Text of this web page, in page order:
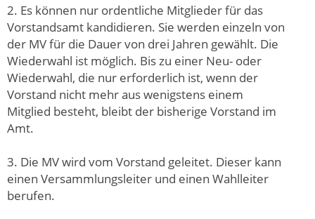
2. Es können nur ordentliche Mitglieder für das
Vorstandsamt kandidieren. Sie werden einzeln von
der MV für die Dauer von drei Jahren gewählt. Die
Wiederwahl ist möglich. Bis zu einer Neu- oder
Wiederwahl, die nur erforderlich ist, wenn der
Vorstand nicht mehr aus wenigstens einem
Mitglied besteht, bleibt der bisherige Vorstand im
Amt.
3. Die MV wird vom Vorstand geleitet. Dieser kann
einen Versammlungsleiter und einen Wahlleiter
berufen.